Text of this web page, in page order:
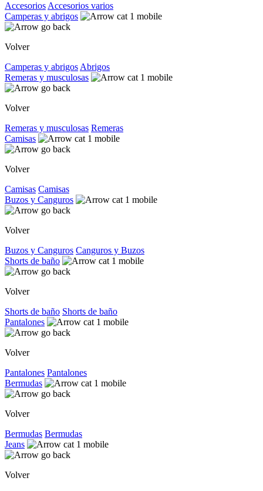
Accesorios Accesorios varios
Camperas y abrigos
Volver
Camperas y abrigos Abrigos
Remeras y musculosas
Volver
Remeras y musculosas Remeras
Camisas
Volver
Camisas Camisas
Buzos y Canguros
Volver
Buzos y Canguros Canguros y Buzos
Shorts de baño
Volver
Shorts de baño Shorts de baño
Pantalones
Volver
Pantalones Pantalones
Bermudas
Volver
Bermudas Bermudas
Jeans
Volver